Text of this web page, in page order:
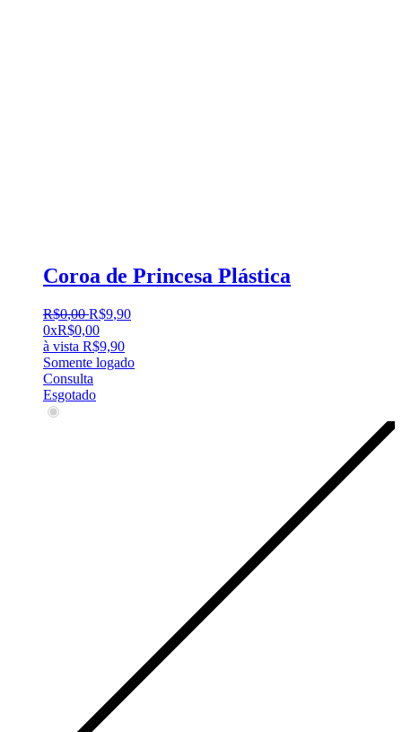
Coroa de Princesa Plástica
R$0,00 R$9,90
0xR$0,00
à vista R$9,90
Somente logado
Consulta
Esgotado